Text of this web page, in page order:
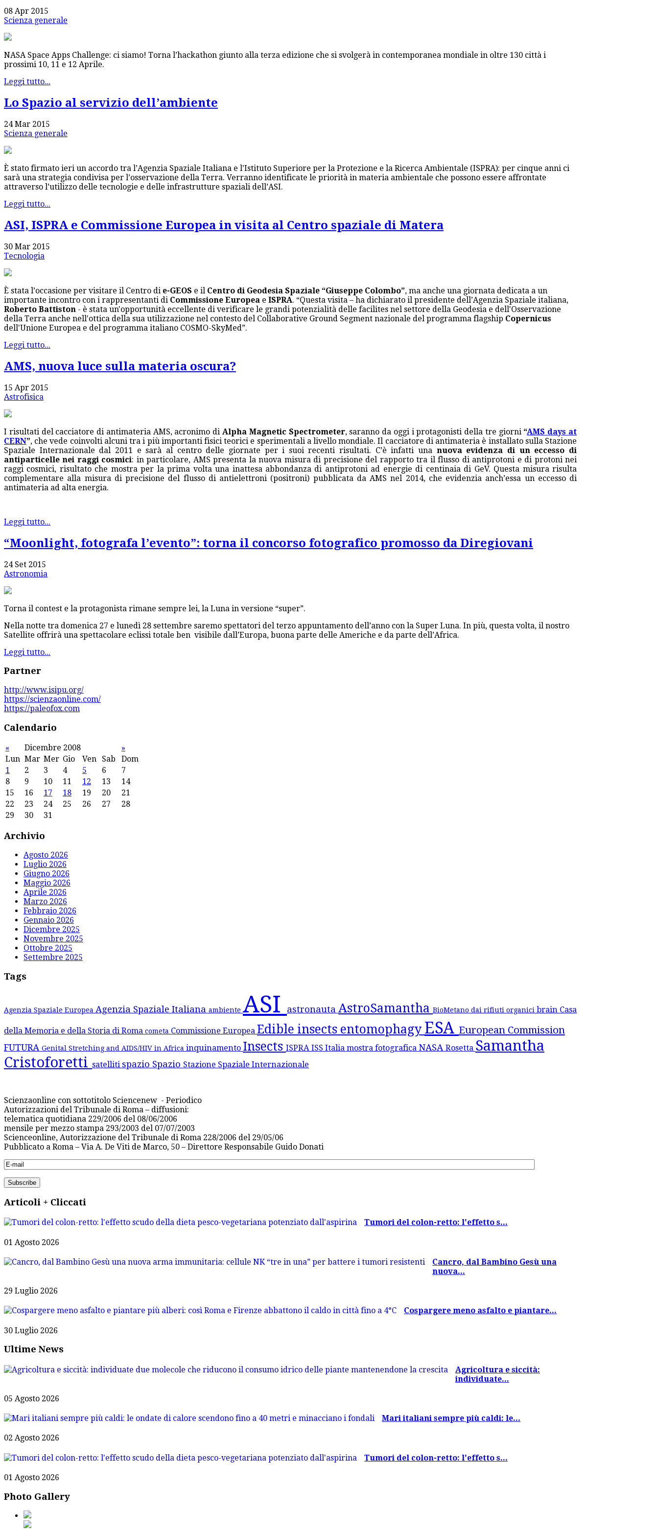
08 Apr 2015
Scienza generale
NASA Space Apps Challenge: ci siamo! Torna l’hackathon giunto alla terza edizione che si svolgerà in contemporanea mondiale in oltre 130 città i
prossimi 10, 11 e 12 Aprile.
Leggi tutto...
Lo Spazio al servizio dell’ambiente
24 Mar 2015
Scienza generale
È stato firmato ieri un accordo tra l’Agenzia Spaziale Italiana e l'Istituto Superiore per la Protezione e la Ricerca Ambientale (ISPRA): per cinque anni ci
sarà una strategia condivisa per l’osservazione della Terra. Verranno identificate le priorità in materia ambientale che possono essere affrontate
attraverso l’utilizzo delle tecnologie e delle infrastrutture spaziali dell’ASI.
Leggi tutto...
ASI, ISPRA e Commissione Europea in visita al Centro spaziale di Matera
30 Mar 2015
Tecnologia
È stata l’occasione per visitare il Centro di e-GEOS e il Centro di Geodesia Spaziale “Giuseppe Colombo”, ma anche una giornata dedicata a un
importante incontro con i rappresentanti di Commissione Europea e ISPRA. “Questa visita – ha dichiarato il presidente dell’Agenzia Spaziale italiana,
Roberto Battiston - è stata un'opportunità eccellente di verificare le grandi potenzialità delle facilites nel settore della Geodesia e dell'Osservazione
della Terra anche nell'ottica della sua utilizzazione nel contesto del Collaborative Ground Segment nazionale del programma flagship Copernicus
dell'Unione Europea e del programma italiano COSMO-SkyMed”.
Leggi tutto...
AMS, nuova luce sulla materia oscura?
15 Apr 2015
Astrofisica
I risultati del cacciatore di antimateria AMS, acronimo di Alpha Magnetic Spectrometer, saranno da oggi i protagonisti della tre giorni “AMS days at
CERN”, che vede coinvolti alcuni tra i più importanti fisici teorici e sperimentali a livello mondiale. Il cacciatore di antimateria è installato sulla Stazione
Spaziale Internazionale dal 2011 e sarà al centro delle giornate per i suoi recenti risultati. C’è infatti una nuova evidenza di un eccesso di
antiparticelle nei raggi cosmici: in particolare, AMS presenta la nuova misura di precisione del rapporto tra il flusso di antiprotoni e di protoni nei
raggi cosmici, risultato che mostra per la prima volta una inattesa abbondanza di antiprotoni ad energie di centinaia di GeV. Questa misura risulta
complementare alla misura di precisione del flusso di antielettroni (positroni) pubblicata da AMS nel 2014, che evidenzia anch’essa un eccesso di
antimateria ad alta energia.
Leggi tutto...
“Moonlight, fotografa l’evento”: torna il concorso fotografico promosso da Diregiovani
24 Set 2015
Astronomia
Torna il contest e la protagonista rimane sempre lei, la Luna in versione “super”.
Nella notte tra domenica 27 e lunedì 28 settembre saremo spettatori del terzo appuntamento dell’anno con la Super Luna. In più, questa volta, il nostro
Satellite offrirà una spettacolare eclissi totale ben visibile dall’Europa, buona parte delle Americhe e da parte dell’Africa.
Leggi tutto...
Partner
http://www.isipu.org/
https://scienzaonline.com/
https://paleofox.com
Calendario
« Dicembre 2008
»
Lun Mar Mer Gio Ven Sab
Dom
1
2 3 4 5 6
7
8
9 10 11 12 13
14
15
16 17 18 19 20
21
22
23 24 25 26 27
28
29
30 31
Archivio
Agosto 2026
Luglio 2026
Giugno 2026
Maggio 2026
Aprile 2026
Marzo 2026
Febbraio 2026
Gennaio 2026
Dicembre 2025
Novembre 2025
Ottobre 2025
Settembre 2025
Tags
Agenzia Spaziale Europea Agenzia Spaziale Italiana ambiente ASI astronauta AstroSamantha BioMetano dai rifiuti organici brain Casa
della Memoria e della Storia di Roma cometa Commissione Europea Edible insects entomophagy ESA European Commission
FUTURA Genital Stretching and AIDS/HIV in Africa inquinamento Insects ISPRA ISS Italia mostra fotografica NASA Rosetta Samantha
Cristoforetti satelliti spazio Spazio Stazione Spaziale Internazionale
Scienzaonline con sottotitolo Sciencenew - Periodico
Autorizzazioni del Tribunale di Roma – diffusioni:
telematica quotidiana 229/2006 del 08/06/2006
mensile per mezzo stampa 293/2003 del 07/07/2003
Scienceonline, Autorizzazione del Tribunale di Roma 228/2006 del 29/05/06
Pubblicato a Roma – Via A. De Viti de Marco, 50 – Direttore Responsabile Guido Donati
Articoli + Cliccati
Tumori del colon-retto: l'effetto s...
01 Agosto 2026
Cancro, dal Bambino Gesù una
nuova...
29 Luglio 2026
Cospargere meno asfalto e piantare...
30 Luglio 2026
Ultime News
Agricoltura e siccità:
individuate...
05 Agosto 2026
Mari italiani sempre più caldi: le...
02 Agosto 2026
Tumori del colon-retto: l'effetto s...
01 Agosto 2026
Photo Gallery